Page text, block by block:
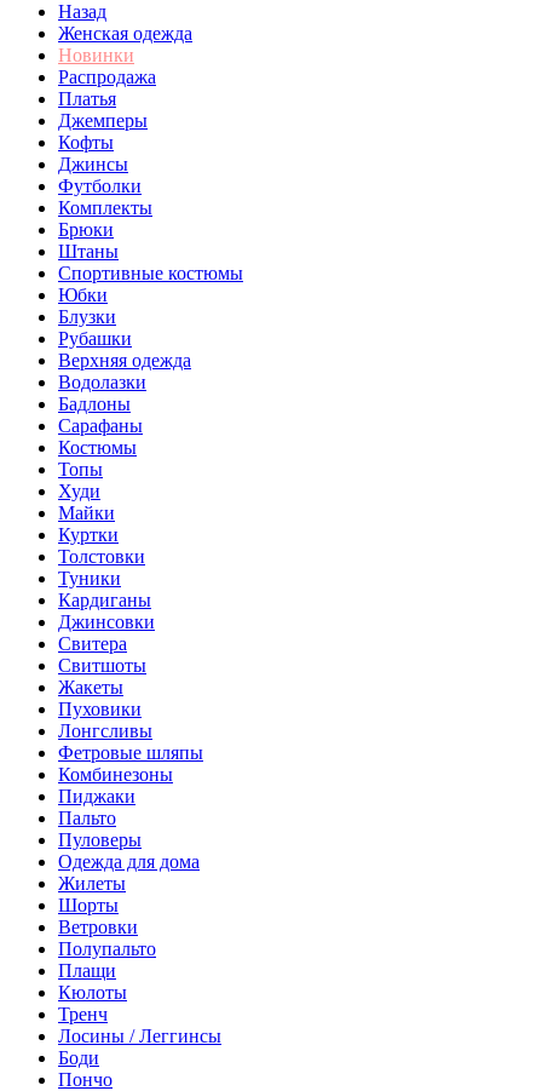
Назад
Женская одежда
Новинки
Распродажа
Платья
Джемперы
Кофты
Джинсы
Футболки
Комплекты
Брюки
Штаны
Спортивные костюмы
Юбки
Блузки
Рубашки
Верхняя одежда
Водолазки
Бадлоны
Сарафаны
Костюмы
Топы
Худи
Майки
Куртки
Толстовки
Туники
Кардиганы
Джинсовки
Свитера
Свитшоты
Жакеты
Пуховики
Лонгсливы
Фетровые шляпы
Комбинезоны
Пиджаки
Пальто
Пуловеры
Одежда для дома
Жилеты
Шорты
Ветровки
Полупальто
Плащи
Кюлоты
Тренч
Лосины / Леггинсы
Боди
Пончо